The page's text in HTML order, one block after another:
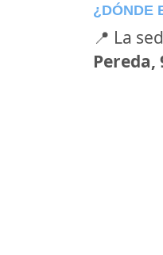
¿DÓNDE
📍 La
Pereda,